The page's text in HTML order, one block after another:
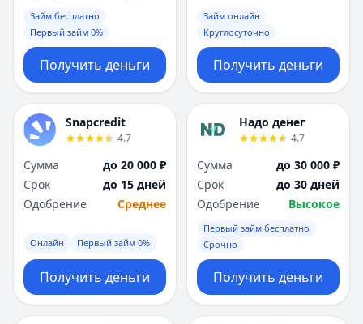
Займ бесплатно
Первый займ 0%
Получить деньги
Займ онлайн
Круглосуточно
Получить деньги
Snapcredit
4.7
Сумма
до 20 000 ₽
Срок
до 15 дней
Одобрение
Среднее
Онлайн Первый займ 0%
Получить деньги
Надо денег
4.7
Сумма
до 30 000 ₽
Срок
до 30 дней
Одобрение
Высокое
Первый займ бесплатно
Срочно
Получить деньги